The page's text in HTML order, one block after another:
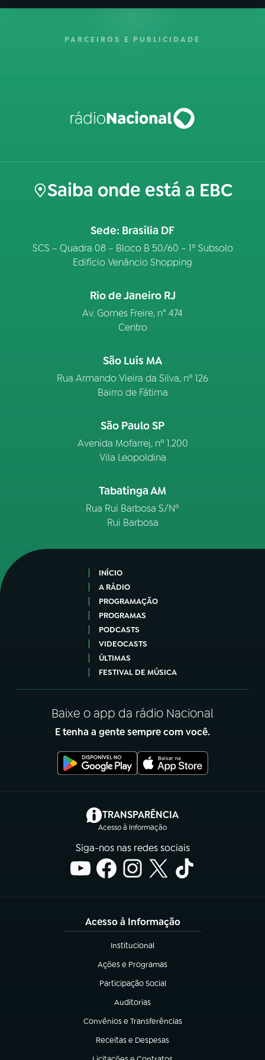
PARCEIROS E PUBLICIDADE
Saiba onde está a EBC
Sede: Brasília DF
SCS – Quadra 08 – Bloco B 50/60 – 1º Subsolo
Edifício Venâncio Shopping
Rio de Janeiro RJ
Av. Gomes Freire, n° 474
Centro
São Luís MA
Rua Armando Vieira da Silva, nº 126
Bairro de Fátima
São Paulo SP
Avenida Mofarrej, nº 1.200
Vila Leopoldina
Tabatinga AM
Rua Rui Barbosa S/Nº
Rui Barbosa
INÍCIO
A RÁDIO
PROGRAMAÇÃO
PROGRAMAS
PODCASTS
VIDEOCASTS
ÚLTIMAS
FESTIVAL DE MÚSICA
Baixe o app da rádio Nacional
E tenha a gente sempre com você.
TRANSPARÊNCIA
Acesso à Informação
(abre em nova aba)
Siga-nos nas redes sociais
Acesso à Informação
Institucional
(abre em nova aba)
Ações e Programas
(abre em nova aba)
Participação Social
(abre em nova aba)
Auditorias
(abre em nova aba)
Convênios e Transferências
(abre em nova aba)
Receitas e Despesas
(abre em nova aba)